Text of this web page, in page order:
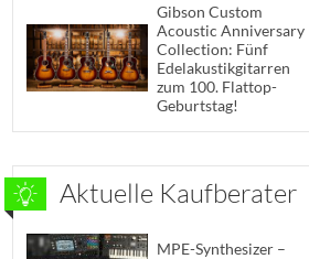
Gibson Custom
Acoustic Anniversary
Collection: Fünf
Edelakustikgitarren
zum 100. Flattop-
Geburtstag!
Aktuelle Kaufberater
MPE-Synthesizer –